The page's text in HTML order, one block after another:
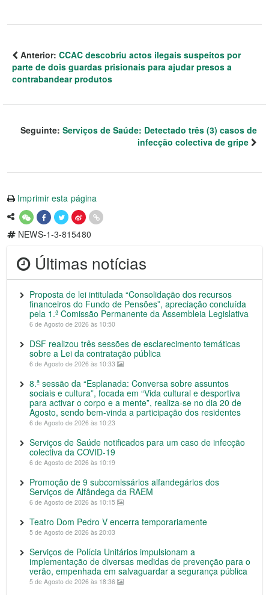
Anterior: CCAC descobriu actos ilegais suspeitos por
parte de dois guardas prisionais para ajudar presos a
contrabandear produtos
Seguinte: Serviços de Saúde: Detectado três (3) casos de
infecção colectiva de gripe
Imprimir esta página
NEWS-1-3-815480
Últimas notícias
Proposta de lei intitulada “Consolidação dos recursos
financeiros do Fundo de Pensões”, apreciação concluída
pela 1.ª Comissão Permanente da Assembleia Legislativa
6 de Agosto de 2026 às 10:50
DSF realizou três sessões de esclarecimento temáticas
sobre a Lei da contratação pública
6 de Agosto de 2026 às 10:33
8.ª sessão da “Esplanada: Conversa sobre assuntos
sociais e cultura”, focada em “Vida cultural e desportiva
para activar o corpo e a mente”, realiza-se no dia 20 de
Agosto, sendo bem-vinda a participação dos residentes
6 de Agosto de 2026 às 10:23
Serviços de Saúde notificados para um caso de infecção
colectiva da COVID-19
6 de Agosto de 2026 às 10:19
Promoção de 9 subcomissários alfandegários dos
Serviços de Alfândega da RAEM
6 de Agosto de 2026 às 10:15
Teatro Dom Pedro V encerra temporariamente
5 de Agosto de 2026 às 20:03
Serviços de Polícia Unitários impulsionam a
implementação de diversas medidas de prevenção para o
verão, empenhada em salvaguardar a segurança pública
5 de Agosto de 2026 às 18:36